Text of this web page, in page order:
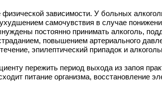
зависимости. У больных
самочувствия в случае
постоянно принимать алкоголь,
повышением артериального
эпилептический припадок и
пережить период выхода из запоя
питание организма, восстановление